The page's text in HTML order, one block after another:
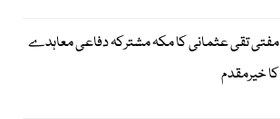
مفتی تقی عثمانی کا مکہ مشترکہ دفاعی معاہدے
کا خیرمقدم